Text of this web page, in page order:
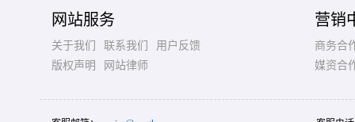
网站服务
关于我们 联系我们
用户反馈
版权声明
网站律师
营销
商务合
媒资合